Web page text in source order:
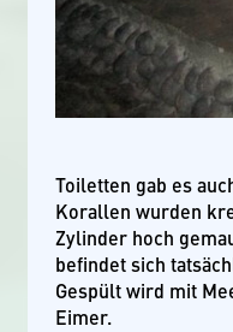
Toiletten gab es
Korallen wurden
Zylinder hoch
befindet sich
Gespült wird mit
Eimer.